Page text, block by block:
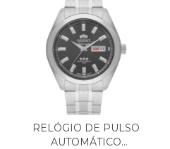
RELÓGIO DE PULSO
AUTOMÁTICO